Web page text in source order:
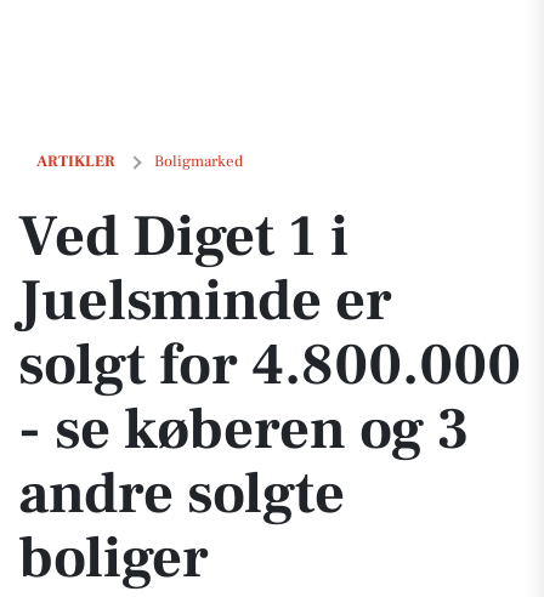
ARTIKLER Boligmarked
Ved Diget 1 i Juelsminde er solgt for 4.800.000 - se køberen og 3
Ved Diget 1 i
Juelsminde er
solgt for 4.800.000
- se køberen og 3
andre solgte
boliger